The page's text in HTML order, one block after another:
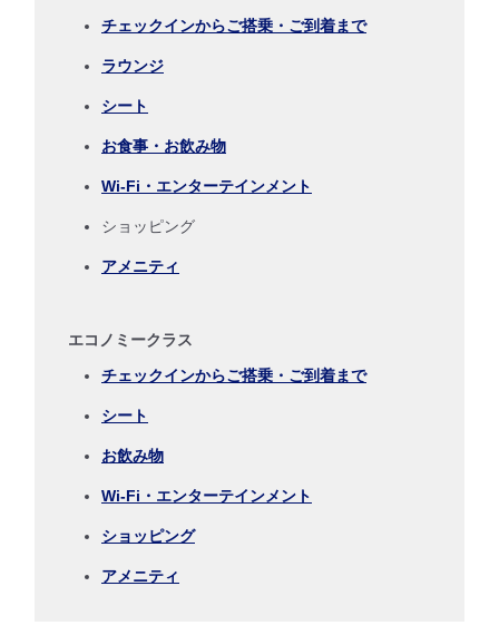
往路出発日および時間帯
日付を選択
時間帯指定なし
経由地および乗り継ぎ所要時間を追加する
復路出発日および時間帯
日付を選択
経由地および乗り継ぎ所要時間を追加する
1人
チェックインからご搭乗・ご到着まで
ラウンジ
シート
お食事・お飲み物
Wi-Fi・エンターテインメント
ショッピング
アメニティ
エコノミークラス
チェックインからご搭乗・ご到着まで
シート
お飲み物
Wi-Fi・エンターテインメント
ショッピング
アメニティ